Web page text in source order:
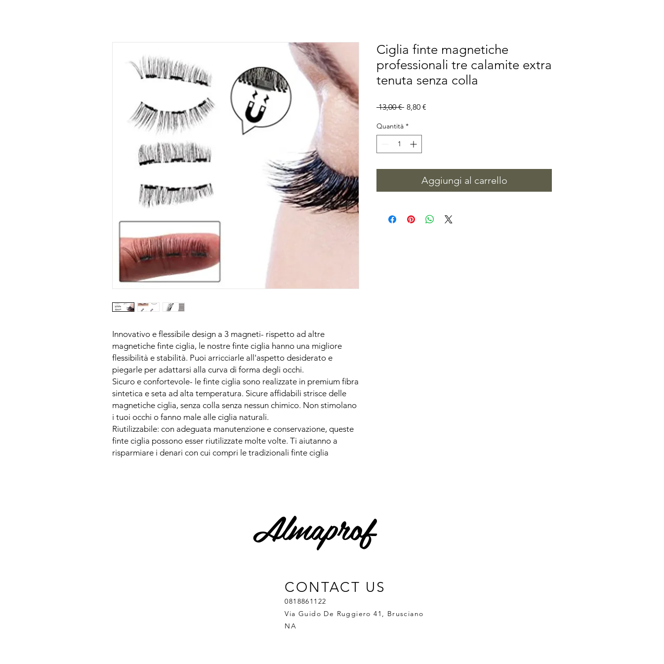
Innovativo e flessibile design a 3 magneti- rispetto ad altre
magnetiche finte ciglia, le nostre finte ciglia hanno una migliore
flessibilità e stabilità. Puoi arricciarle all'aspetto desiderato e
piegarle per adattarsi alla curva di forma degli occhi.
Sicuro e confortevole- le finte ciglia sono realizzate in premium fibra
sintetica e seta ad alta temperatura. Sicure affidabili strisce delle
magnetiche ciglia, senza colla senza nessun chimico. Non stimolano
i tuoi occhi o fanno male alle ciglia naturali.
Riutilizzabile: con adeguata manutenzione e conservazione, queste
finte ciglia possono esser riutilizzate molte volte. Ti aiutanno a
risparmiare i denari con cui compri le tradizionali finte ciglia
Ciglia finte magnetiche
professionali tre calamite extra
tenuta senza colla
13,00 € Prezzo
8,80 €
Quantità *
Aggiungi al carrello
Almaprof
CONTACT US
0818861122
Via Guido De Ruggiero 41, Brusciano
NA